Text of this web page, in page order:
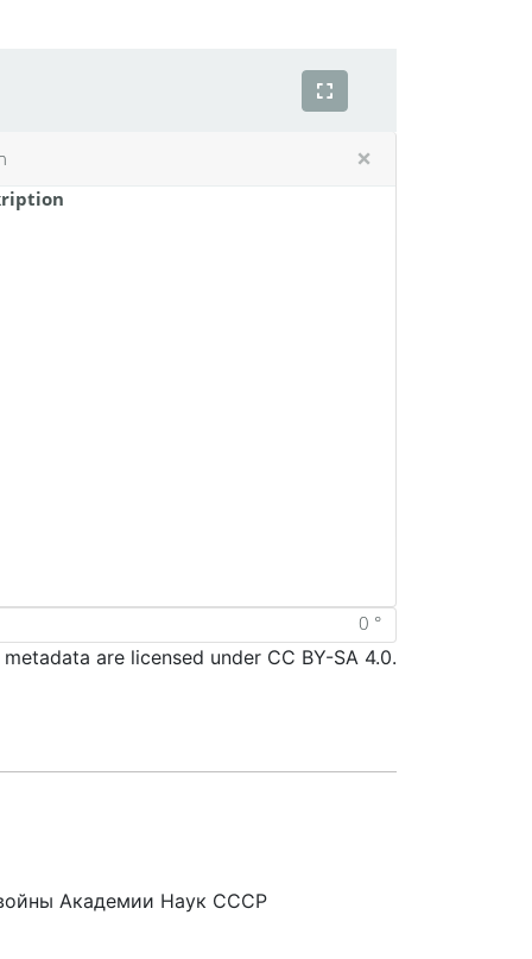
are licensed under CC BY-SA 4.0.
Академии Наук СССР